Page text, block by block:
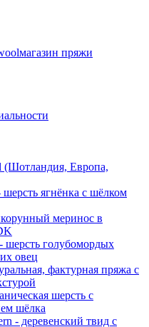
магазин пряжи
(Шотландия, Европа,
ягнёнка с шёлком
меринос в
шерсть голубомордых
овец
фактурная пряжа с
шерсть с
шёлка
- деревенский твид с